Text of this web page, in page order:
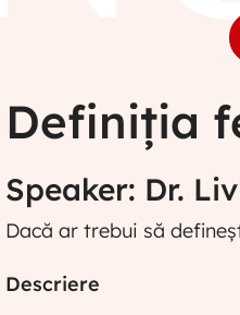
Definiția
Speaker: Dr.
Dacă ar trebui să
Descriere